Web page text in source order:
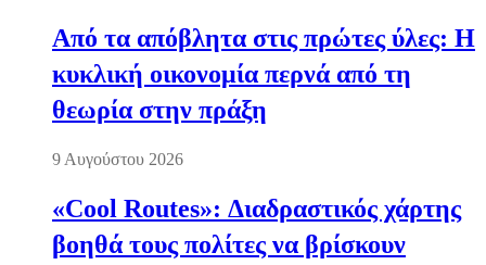
Από τα απόβλητα στις πρώτες ύλες: Η
κυκλική οικονομία περνά από τη
θεωρία στην πράξη
9 Αυγούστου 2026
«Cool Routes»: Διαδραστικός χάρτης
βοηθά τους πολίτες να βρίσκουν